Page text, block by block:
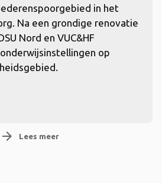
in het
Na een grondige renovatie
Nord en VUC&HF
op
arrow_forward Lees meer